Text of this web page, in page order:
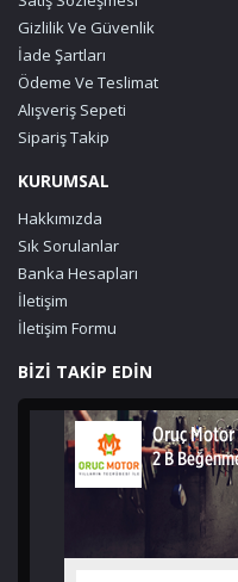
Gizlilik Ve Güvenlik
İade Şartları
Ödeme Ve Teslimat
Alışveriş Sepeti
Sipariş Takip
KURUMSAL
Hakkımızda
Sık Sorulanlar
Banka Hesapları
İletişim
İletişim Formu
BİZİ TAKİP EDİN